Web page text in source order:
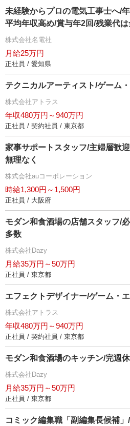
未経験からプロの電気工事士へ/
平均年収高め/賞与年2回/残業代
株式会社名電社
月給25万円
正社員 / 愛知県
テクニカルアーティスト/ゲーム
株式会社アトラス
年収480万円～940万円
正社員 / 契約社員 / 東京都
家事サポートスタッフ/主婦層歓
無理なく
株式会社auコーポレーション
時給1,300円～1,500円
正社員 / 大阪府
モダン和食酒場の店舗スタッフ/
多数
株式会社Dazy
月給35万円～50万円
正社員 / 東京都
エフェクトデザイナー/ゲーム・
株式会社アトラス
年収480万円～940万円
正社員 / 契約社員 / 東京都
モダン和食酒場のキッチン/完週
株式会社Dazy
月給35万円～50万円
正社員 / 東京都
コミック編集職「副編集長候補